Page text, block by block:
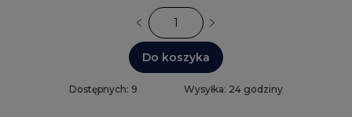
Do koszyka
Dostępnych: 9 Wysyłka: 24 godziny